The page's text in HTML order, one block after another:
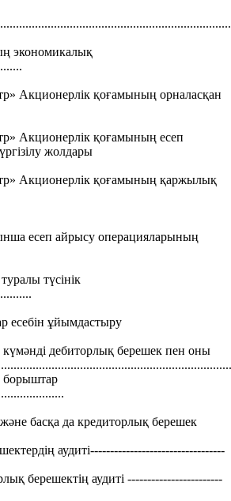
экономикалық
Акционерлік қоғамының орналасқан
Акционерлік қоғамының есеп
жолдары
Акционерлік қоғамының қаржылық
есеп айрысу операцияларының
түсінік
есебін ұйымдастыру
дебиторлық берешек пен оны
борыштар
басқа да кредиторлық берешек
аудиті----------------------------------
берешектің аудиті ------------------------